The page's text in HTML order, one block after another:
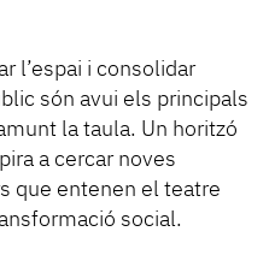
l’espai i consolidar
són avui els principals
la taula. Un horitzó
a cercar noves
que entenen el teatre
social.